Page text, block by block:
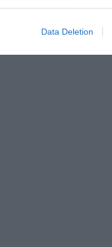
Data Deletion